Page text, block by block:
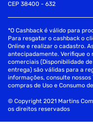
CEP 38400 - 632
*O Cashback é válido para
Para resgatar o cashback o
Online e realizar o cadastro.
antecipadamente. Verifique o
comerciais (Disponibilidade
entrega) são válidas para a
informações, consulte nossos
compras de Uso e Consumo
© Copyright 2021 Martins
os direitos reservados